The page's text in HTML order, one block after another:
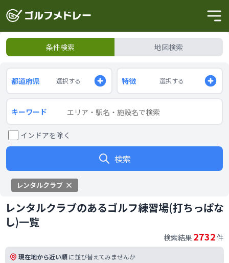
条件検索 地図検索
都道府県 選択する 特徴 選択する
キーワード
インドアを除く
検索
レンタルクラブ
レンタルクラブのあるゴルフ練習場(打ちっぱな
し)一覧
検索結果 2732件
現在地から近い順に並び替えてみませんか